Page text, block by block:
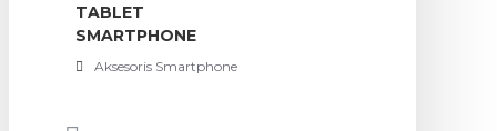
TABLET
SMARTPHONE
Aksesoris Smartphone